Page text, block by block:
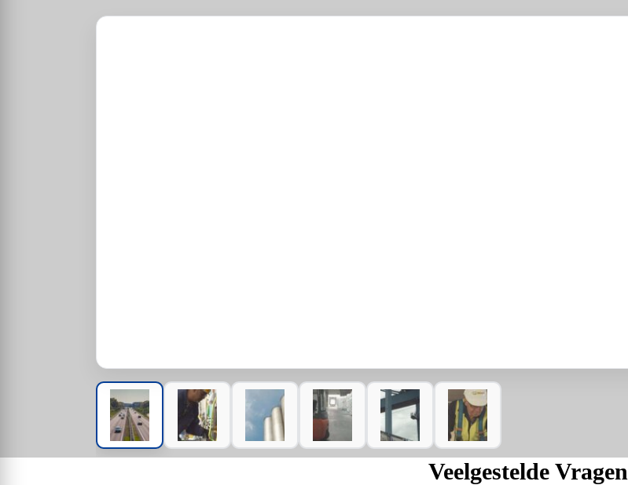
Veelgestelde Vragen